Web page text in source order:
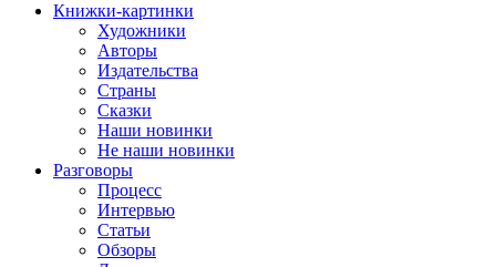
Книжки-картинки
Художники
Авторы
Издательства
Страны
Сказки
Наши новинки
Не наши новинки
Разговоры
Процесс
Интервью
Статьи
Обзоры